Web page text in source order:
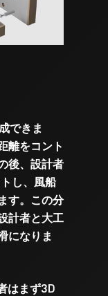
できま
離をコント
後、設計者
し、風船
す。この分
計者と大工
になりま
はまず3D